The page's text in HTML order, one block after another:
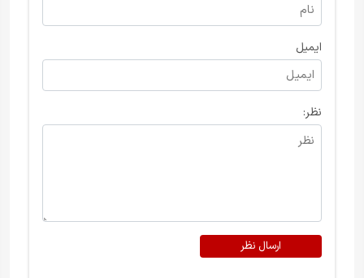
ایمیل
نظر:
ارسال نظر